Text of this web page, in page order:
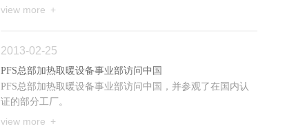
view more +
2013-02-25
PFS总部加热取暖设备事业部访问中国
PFS总部加热取暖设备事业部访问中国，并参观了在国内认
证的部分工厂。
view more +